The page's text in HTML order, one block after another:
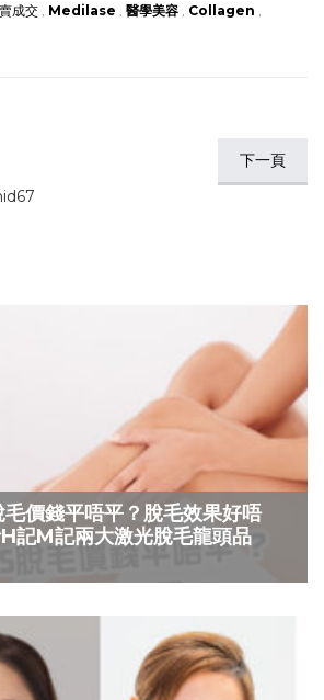
成交 Medilase 醫學美容 Collagen
下一頁
價錢平唔平？脫毛效果好唔
記M記兩大激光脫毛龍頭品